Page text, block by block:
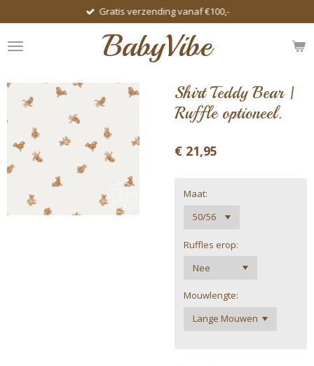
direct
naar
de
BabyVibe
Gratis verzending vanaf €100,-
Shirt Teddy Bear |
Ruffle optioneel.
€ 21,95
Maat:
Ruffles erop:
Mouwlengte: